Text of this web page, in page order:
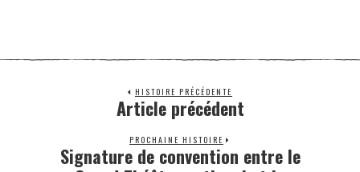
HISTOIRE PRÉCÉDENTE
Article précédent
PROCHAINE HISTOIRE
Signature de convention entre le